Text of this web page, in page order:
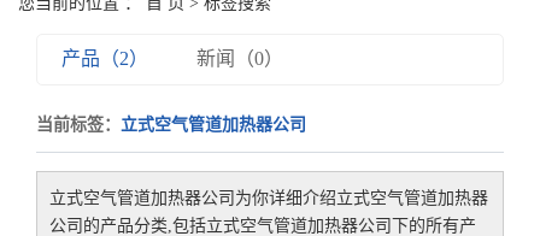
产品（2） 新闻（0）
当前标签： 立式空气管道加热器公司
立式空气管道加热器公司 为你详细介绍立式空气管道加热器
公司 的产品分类,包括立式空气管道加热器公司
下的所有产